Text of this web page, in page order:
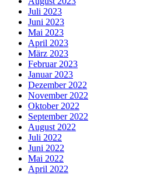
Juli 2023
Juni 2023
Mai 2023
April 2023
März 2023
Februar 2023
Januar 2023
Dezember 2022
November 2022
Oktober 2022
September 2022
August 2022
Juli 2022
Juni 2022
Mai 2022
April 2022